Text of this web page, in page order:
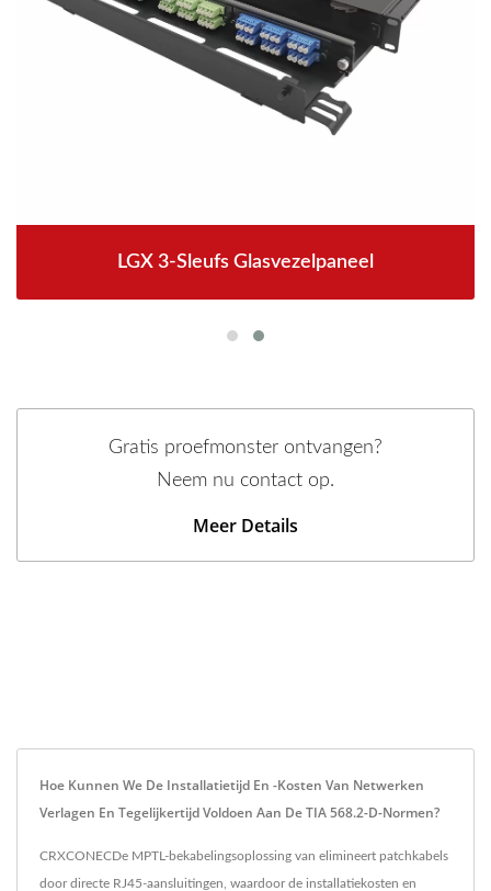
LGX 3-Sleufs Glasvezelpaneel
Gratis proefmonster ontvangen?
Neem nu contact op.
Meer Details
Hoe Kunnen We De Installatietijd En -kosten Van Netwerken
Verlagen En Tegelijkertijd Voldoen Aan De TIA 568.2-D-Normen?
CRXCONECDe MPTL-bekabelingsoplossing van elimineert patchkabels
door directe RJ45-aansluitingen, waardoor de installatiekosten en